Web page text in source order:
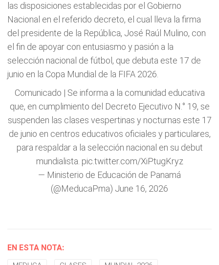
las disposiciones establecidas por el Gobierno
Nacional en el referido decreto, el cual lleva la firma
del presidente de la República, José Raúl Mulino, con
el fin de apoyar con entusiasmo y pasión a la
selección nacional de fútbol, que debuta este 17 de
junio en la Copa Mundial de la FIFA 2026.
Comunicado | Se informa a la comunidad educativa
que, en cumplimiento del Decreto Ejecutivo N.° 19, se
suspenden las clases vespertinas y nocturnas este 17
de junio en centros educativos oficiales y particulares,
para respaldar a la selección nacional en su debut
mundialista. pic.twitter.com/XiPtugKryz
— Ministerio de Educación de Panamá
(@MeducaPma) June 16, 2026
EN ESTA NOTA: